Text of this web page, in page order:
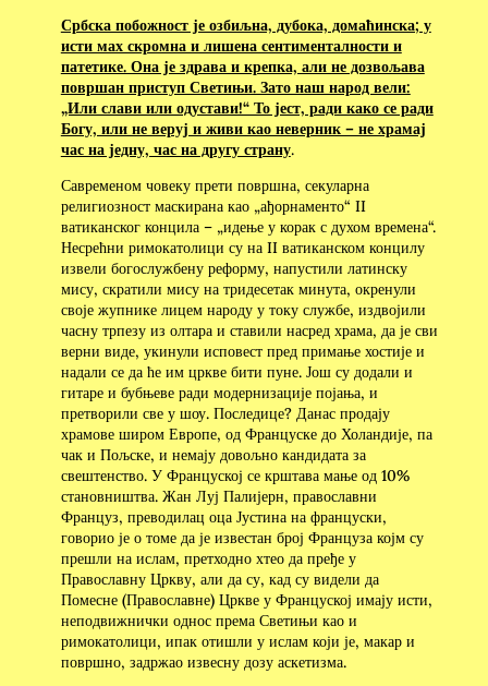
Србска побожност је озбиљна, дубока, домаћинска; у
исти мах скромна и лишена сентименталности и
патетике. Она је здрава и крепка, али не дозвољава
површан приступ Светињи. Зато наш народ вели:
„Или слави или одустави!“ То јест, ради како се ради
Богу, или не веруј и живи као неверник – не храмај
час на једну, час на другу страну.
Савременом човеку прети површна, секуларна
религиозност маскирана као „ађорнаменто“ II
ватиканског концила – „идење у корак с духом времена“.
Несрећни римокатолици су на II ватиканском концилу
извели богослужбену реформу, напустили латинску
мису, скратили мису на тридесетак минута, окренули
своје жупнике лицем народу у току службе, издвојили
часну трпезу из олтара и ставили насред храма, да је сви
верни виде, укинули исповест пред примање хостије и
надали се да ће им цркве бити пуне. Још су додали и
гитаре и бубњеве ради модернизације појања, и
претворили све у шоу. Последице? Данас продају
храмове широм Европе, од Француске до Холандије, па
чак и Пољске, и немају довољно кандидата за
свештенство. У Француској се крштава мање од 10%
становништва. Жан Луј Палијерн, православни
Француз, преводилац оца Јустина на француски,
говорио је о томе да је известан број Француза којм су
прешли на ислам, претходно хтео да пређе у
Православну Цркву, али да су, кад су видели да
Помесне (Православне) Цркве у Француској имају исти,
неподвижнички однос према Светињи као и
римокатолици, ипак отишли у ислам који је, макар и
површно, задржао извесну дозу аскетизма.